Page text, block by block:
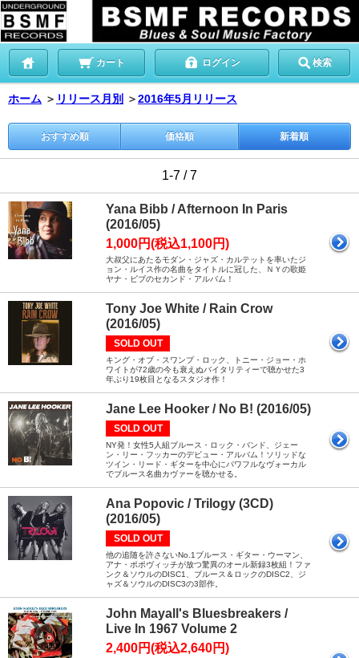
カート ログイン 検索
ホーム ＞ リリース月別 ＞2016年5月リリース
おすすめ順 価格順 新着順
1-7 / 7
Yana Bibb / Afternoon In Paris
(2016/05)
1,000円(税込1,100円)
大叔父にあたるモダン・ジャズ・カルテットを率いたジ
ョン・ルイス作の名曲をタイトルに冠した、ＮＹの歌姫
ヤナ・ビブのセカンド・アルバム！
Tony Joe White / Rain Crow
(2016/05)
SOLD OUT
キング・オブ・スワンプ・ロック、トニー・ジョー・ホ
ワイトが72歳の今も衰えぬバイタリティーで聴かせた3
年ぶり19枚目となるスタジオ作！
Jane Lee Hooker / No B! (2016/05)
SOLD OUT
NY発！女性5人組ブルース・ロック・バンド、ジェー
ン・リー・フッカーのデビュー・アルバム！ソリッドな
ツイン・リード・ギターを中心にパワフルなヴォーカル
でブルース名曲カヴァーを聴かせる。
Ana Popovic / Trilogy (3CD)
(2016/05)
SOLD OUT
他の追随を許さないNo.1ブルース・ギター・ウーマン、
アナ・ポポヴィッチが放つ驚異のオール新録3枚組！ファ
ンク＆ソウルのDISC1、ブルース＆ロックのDISC2、ジ
ャズ＆ソウルのDISC3の3部作。
John Mayall's Bluesbreakers /
Live In 1967 Volume 2
2,400円(税込2,640円)